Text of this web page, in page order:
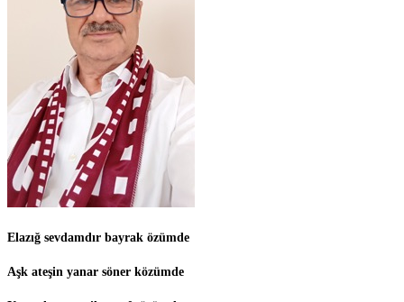
Elazığ sevdamdır bayrak özümde
Aşk ateşin yanar söner közümde